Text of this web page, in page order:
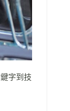
字到技